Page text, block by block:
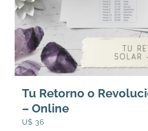
Tu Retorno o
– Online
U$ 36